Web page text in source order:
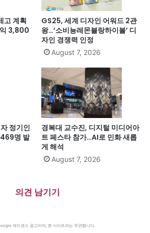
고 계획
3,800
GS25, 세계 디자인 어워드 2관
왕…‘소비뇽레몬블랑하이볼’ 디
자인 경쟁력 인정
August 7, 2026
정기인
명 발
경복대 교수진, 디지털 미디어아
트 페스타 참가…AI로 민화 새롭
게 해석
August 7, 2026
의견 남기기
애드센스 광고이며, 본 사이트와는 무관합니다.